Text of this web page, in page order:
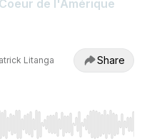
de l'Amérique
Litanga Share
seek, Home/End to jump to